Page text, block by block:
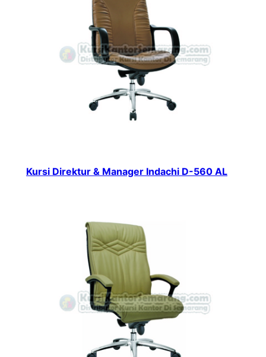
Kursi Direktur & Manager Indachi D-560 AL